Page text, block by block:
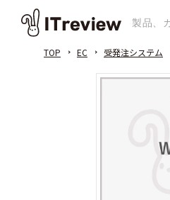
TOP EC 受発注システム